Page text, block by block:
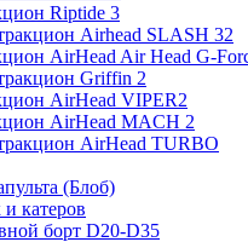
Riptide 3
Airhead SLASH 32
AirHead Air Head G-
Griffin 2
AirHead VIPER2
AirHead MACH 2
AirHead TURBO
(Блоб)
катеров
борт D20-D35